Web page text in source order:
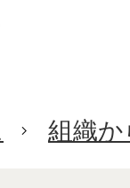
組織